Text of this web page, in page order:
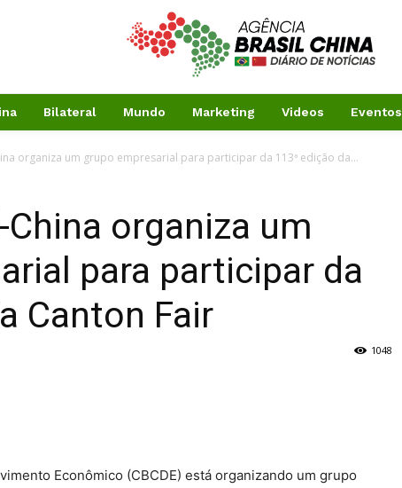
Bilateral Mundo Marketing Videos Eventos
organiza um grupo empresarial para participar da 113ª edição da...
organiza um
para participar da
Canton Fair
1048
Econômico (CBCDE) está organizando um grupo